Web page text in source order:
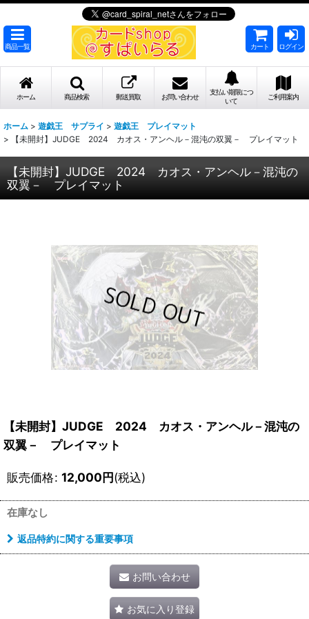
商品一覧 カート ログイン
ホーム 商品検索 郵送買取 お問い合わせ
支払い期限につ
いて
ご利用案内
ホーム > 遊戯王 サプライ > 遊戯王 プレイマット
>
【未開封】JUDGE 2024 カオス・アンヘル－混沌の双翼－ プレイマット
【未開封】JUDGE 2024 カオス・アンヘル－混沌の
双翼－ プレイマット
【未開封】JUDGE 2024 カオス・アンヘル－混沌の
双翼－ プレイマット
販売価格: 12,000円(税込)
在庫なし
返品特約に関する重要事項
お問い合わせ
お気に入り登録